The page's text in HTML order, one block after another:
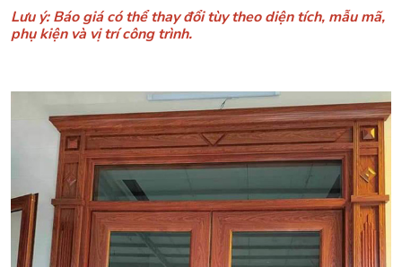
Lưu ý: Báo giá có thể thay đổi tùy theo diện tích, mẫu mã,
phụ kiện và vị trí công trình.